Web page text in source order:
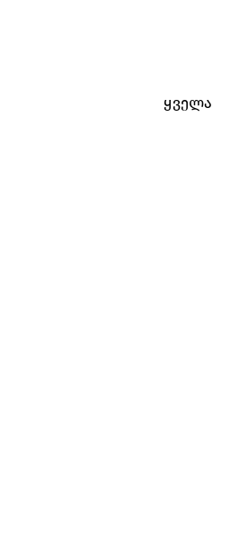
ყველა